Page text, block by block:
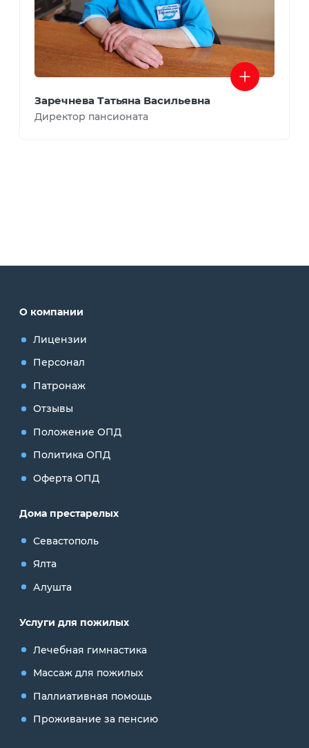
Заречнева Татьяна Васильевна
Директор пансионата
О компании
Лицензии
Персонал
Патронаж
Отзывы
Положение ОПД
Политика ОПД
Оферта ОПД
Дома престарелых
Севастополь
Ялта
Алушта
Услуги для пожилых
Лечебная гимнастика
Массаж для пожилых
Паллиативная помощь
Проживание за пенсию